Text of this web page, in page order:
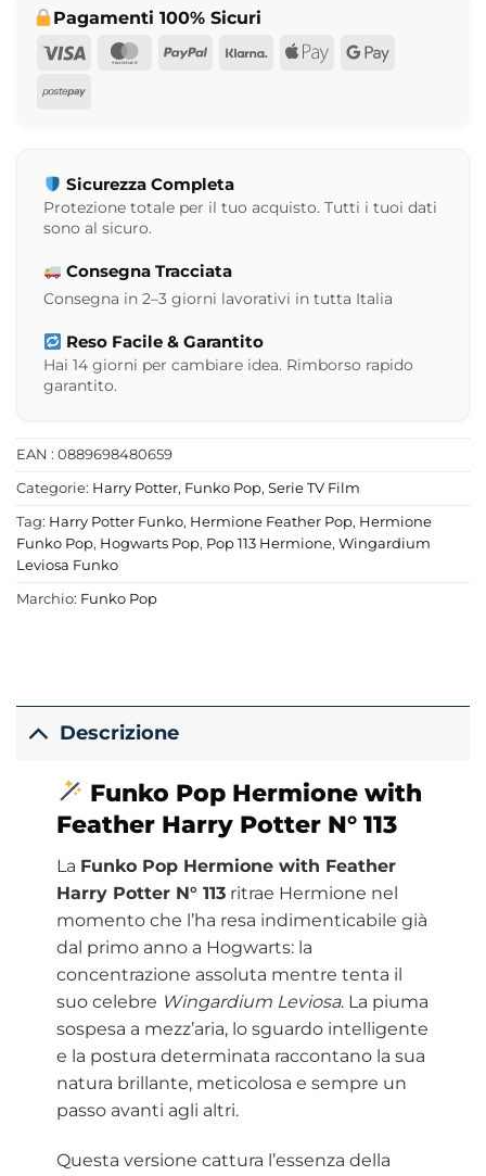
Pagamenti 100% Sicuri
Visa
MasterCard
PayPalKlarna Apple Google
Postepay
Sicurezza Completa
Protezione totale per il tuo acquisto. Tutti i tuoi dati
sono al sicuro.
Consegna Tracciata
Consegna in 2–3 giorni lavorativi in tutta Italia
Reso Facile & Garantito
Hai 14 giorni per cambiare idea. Rimborso rapido
garantito.
EAN : 0889698480659
Categorie: Harry Potter, Funko Pop, Serie TV Film
Tag: Harry Potter Funko, Hermione Feather Pop, Hermione
Funko Pop, Hogwarts Pop, Pop 113 Hermione, Wingardium
Leviosa Funko
Marchio: Funko Pop
Descrizione
Funko Pop Hermione with
Feather Harry Potter N° 113
La Funko Pop Hermione with Feather
Harry Potter N° 113ritrae Hermione nel
momento che l’ha resa indimenticabile già
dal primo anno a Hogwarts: la
concentrazione assoluta mentre tenta il
suo celebre Wingardium Leviosa. La piuma
sospesa a mezz’aria, lo sguardo intelligente
e la postura determinata raccontano la sua
natura brillante, meticolosa e sempre un
passo avanti agli altri.
Questa versione cattura l’essenza della